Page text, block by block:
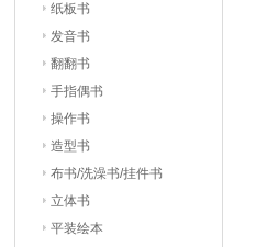
纸板书
发音书
翻翻书
手指偶书
操作书
造型书
布书/洗澡书/挂件书
立体书
平装绘本